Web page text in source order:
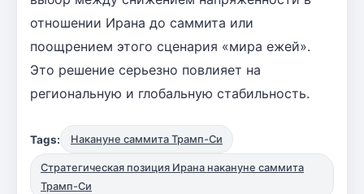
отношении Ирана до саммита или
поощрением этого сценария «мира ежей».
Это решение серьезно повлияет на
региональную и глобальную стабильность.
Tags: Накануне саммита Трамп-Си
Стратегическая позиция Ирана накануне саммита
Трамп-Си